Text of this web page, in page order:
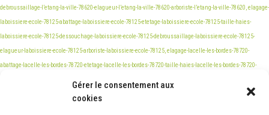
Gérer le consentement aux
cookies